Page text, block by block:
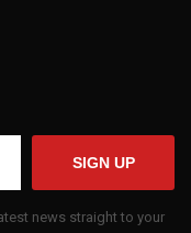
SIGN UP
news straight to your